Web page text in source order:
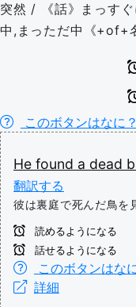
突然 / 《話》まっす
中,まっただ中《+of+
このボタンはなに？
He found a dead
翻訳する
彼は裏庭で死んだ鳥を
読めるようになる
話せるようになる
このボタンはな
詳細